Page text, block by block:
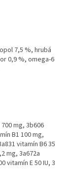
7,5 %, hrubá
0,9 %, omega-6
mg, 3b606
B1 100 mg,
vitamín B6 35
mg, 3a672a
vitamín E 50 IU, 3